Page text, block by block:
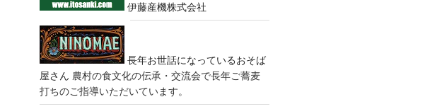
伊藤産機株式会社
長年お世話になっているおそば
屋さん 農村の食文化の伝承・交流会で長年ご蕎麦
打ちのご指導いただいています。